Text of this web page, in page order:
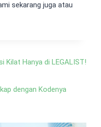
sekarang juga atau
Kilat Hanya di LEGALIST!
dengan Kodenya